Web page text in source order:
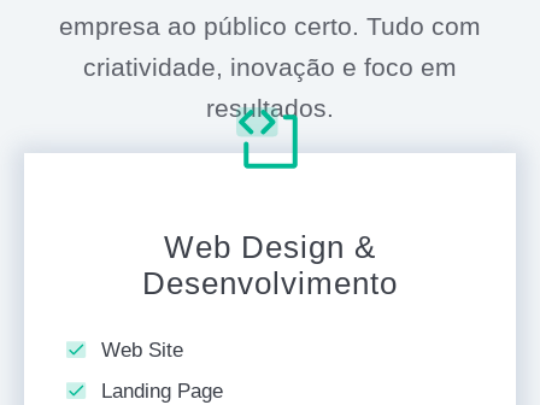
empresa ao público certo. Tudo com
criatividade, inovação e foco em
resultados.
Web Design &
Desenvolvimento
Web Site
Landing Page